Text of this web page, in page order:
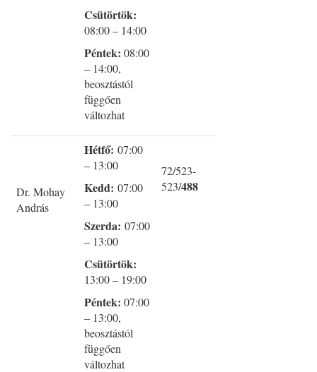
Csütörtök:
08:00 – 14:00
Péntek: 08:00
– 14:00,
beosztástól
függően
változhat
Dr. Mohay
András
Hétfő: 07:00
– 13:00
Kedd: 07:00
– 13:00
Szerda: 07:00
– 13:00
Csütörtök:
13:00 – 19:00
Péntek: 07:00
– 13:00,
beosztástól
függően
változhat
72/523-
523/488